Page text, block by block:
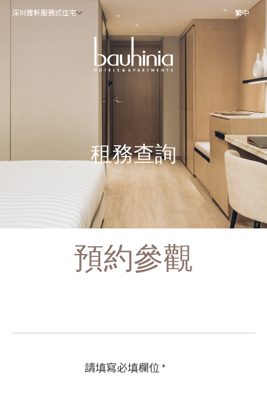
深圳寶軒服務式住宅 繁中
租務查詢
預約參觀
請填寫必填欄位 *